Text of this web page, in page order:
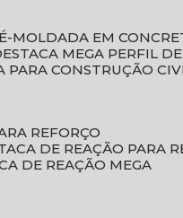
MOLDADA EM
ESTACA MEGA PERFIL
PARA CONSTRUÇÃO
REFORÇO
DE REAÇÃO PARA
DE REAÇÃO MEGA